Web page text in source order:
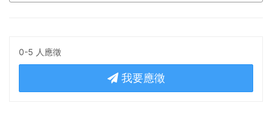
0-5 人應徵
我要應徵